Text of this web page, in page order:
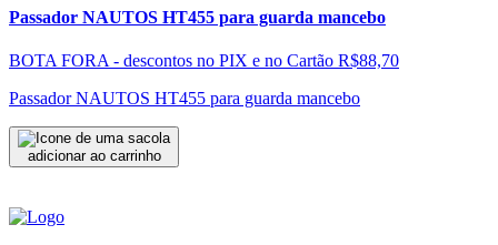
Passador NAUTOS HT455 para guarda mancebo
BOTA FORA - descontos no PIX e no Cartão R$88,70
Passador NAUTOS HT455 para guarda mancebo
adicionar ao carrinho